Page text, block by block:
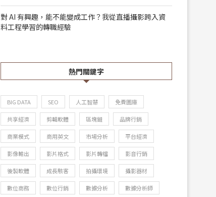
對 AI 有興趣...
2026/05/14
【就業列車-學員...
對 AI 有興趣，能不能變成工作？我從直播攝影跨入資
料工程學習的轉職經驗
熱門關鍵字
BIG DATA SEO 人工智慧 免費圖庫
共享經濟 剪輯軟體 區塊鏈 品牌行銷
商業模式 商用英文 市場分析 平台經濟
影像輸出 影片格式 影片轉檔 影音行銷
後製軟體 成長駭客 拍攝環境 攝影器材
數位商務 數位行銷 數據分析 數據分析師